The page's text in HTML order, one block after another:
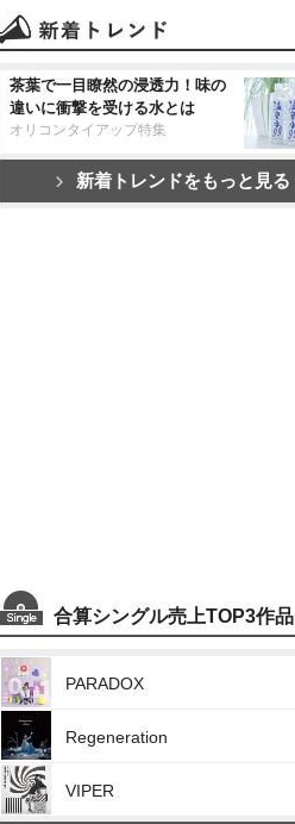
茶葉で一目瞭然の浸透力！味の
違いに衝撃を受ける水とは
オリコンタイアップ特集
新着トレンドをもっと見る
合算シングル売上TOP3作品
PARADOX
Regeneration
VIPER